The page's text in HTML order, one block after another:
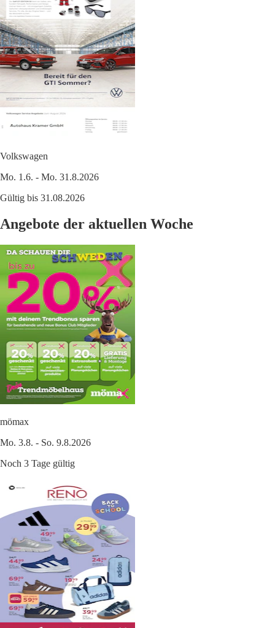
Volkswagen
Mo. 1.6. - Mo. 31.8.2026
Gültig bis 31.08.2026
Angebote der aktuellen Woche
mömax
Mo. 3.8. - So. 9.8.2026
Noch 3 Tage gültig